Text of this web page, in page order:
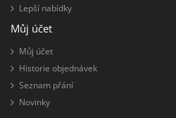
Lepší nabídky
Můj účet
Můj účet
Historie objednávek
Seznam přání
Novinky